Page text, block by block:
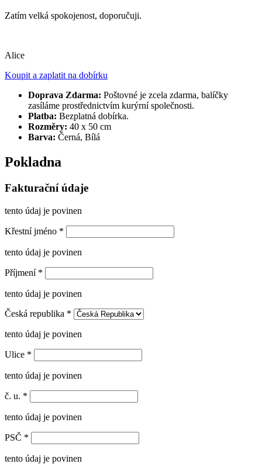
Zatím velká spokojenost, doporučuji.
Alice
Koupit a zaplatit na dobírku
Doprava Zdarma: Poštovné je zcela zdarma, balíčky
zasíláme prostřednictvím kurýrní společnosti.
Platba: Bezplatná dobírka.
Rozměry: 40 x 50 cm
Barva: Černá, Bílá
Pokladna
Fakturační údaje
tento údaj je povinen
Křestní jméno *
tento údaj je povinen
Příjmení *
tento údaj je povinen
Česká republika *
tento údaj je povinen
Ulice *
tento údaj je povinen
č. u. *
tento údaj je povinen
PSČ *
tento údaj je povinen